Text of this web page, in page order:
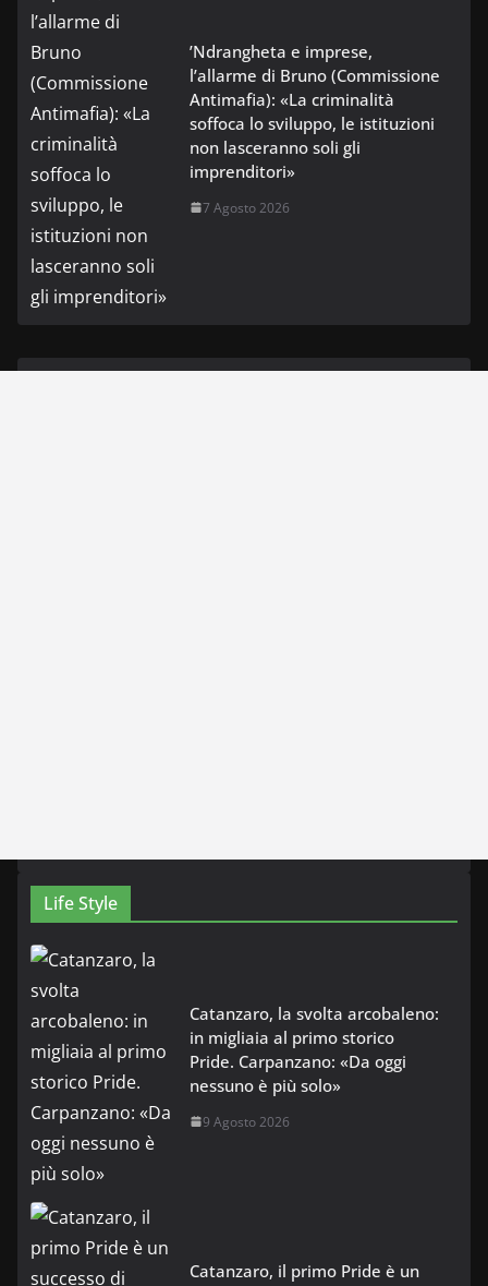
’Ndrangheta e imprese,
l’allarme di Bruno (Commissione
Antimafia): «La criminalità
soffoca lo sviluppo, le istituzioni
non lasceranno soli gli
imprenditori»
7 Agosto 2026
Life Style
Catanzaro, la svolta arcobaleno:
in migliaia al primo storico
Pride. Carpanzano: «Da oggi
nessuno è più solo»
9 Agosto 2026
Catanzaro, il primo Pride è un